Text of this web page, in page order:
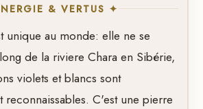
& VERTUS ✦
unique au monde: elle ne se
de la riviere Chara en Sibérie,
violets et blancs sont
reconnaissables. C'est une pierre